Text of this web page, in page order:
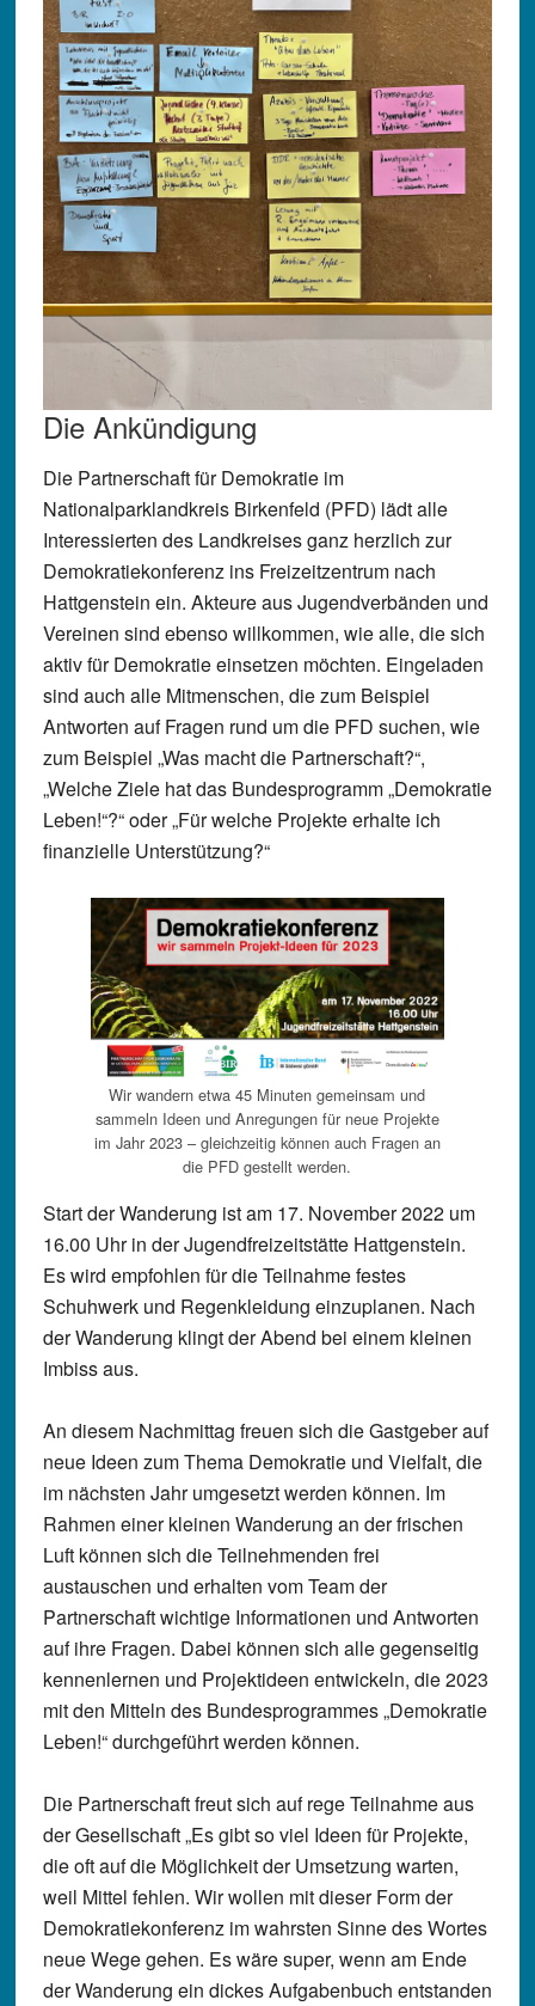
Die Ankündigung
Die Partnerschaft für Demokratie im
Nationalparklandkreis Birkenfeld (PFD) lädt alle
Interessierten des Landkreises ganz herzlich zur
Demokratiekonferenz ins Freizeitzentrum nach
Hattgenstein ein. Akteure aus Jugendverbänden und
Vereinen sind ebenso willkommen, wie alle, die sich
aktiv für Demokratie einsetzen möchten. Eingeladen
sind auch alle Mitmenschen, die zum Beispiel
Antworten auf Fragen rund um die PFD suchen, wie
zum Beispiel „Was macht die Partnerschaft?“,
„Welche Ziele hat das Bundesprogramm „Demokratie
Leben!“?“ oder „Für welche Projekte erhalte ich
finanzielle Unterstützung?“
Wir wandern etwa 45 Minuten gemeinsam und
sammeln Ideen und Anregungen für neue Projekte
im Jahr 2023 – gleichzeitig können auch Fragen an
die PFD gestellt werden.
Start der Wanderung ist am 17. November 2022 um
16.00 Uhr in der Jugendfreizeitstätte Hattgenstein.
Es wird empfohlen für die Teilnahme festes
Schuhwerk und Regenkleidung einzuplanen. Nach
der Wanderung klingt der Abend bei einem kleinen
Imbiss aus.
An diesem Nachmittag freuen sich die Gastgeber auf
neue Ideen zum Thema Demokratie und Vielfalt, die
im nächsten Jahr umgesetzt werden können. Im
Rahmen einer kleinen Wanderung an der frischen
Luft können sich die Teilnehmenden frei
austauschen und erhalten vom Team der
Partnerschaft wichtige Informationen und Antworten
auf ihre Fragen. Dabei können sich alle gegenseitig
kennenlernen und Projektideen entwickeln, die 2023
mit den Mitteln des Bundesprogrammes „Demokratie
Leben!“ durchgeführt werden können.
Die Partnerschaft freut sich auf rege Teilnahme aus
der Gesellschaft „Es gibt so viel Ideen für Projekte,
die oft auf die Möglichkeit der Umsetzung warten,
weil Mittel fehlen. Wir wollen mit dieser Form der
Demokratiekonferenz im wahrsten Sinne des Wortes
neue Wege gehen. Es wäre super, wenn am Ende
der Wanderung ein dickes Aufgabenbuch entstanden